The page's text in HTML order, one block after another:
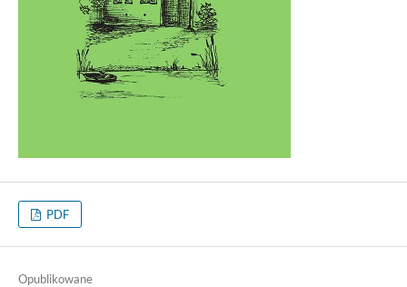
PDF
Opublikowane